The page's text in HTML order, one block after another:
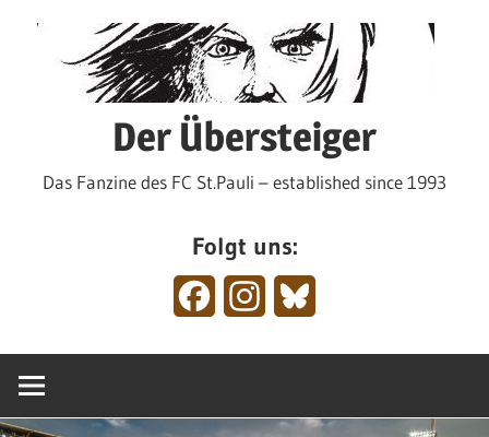
Der Übersteiger
Das Fanzine des FC St.Pauli – established since 1993
Folgt uns:
FacebookInstagram